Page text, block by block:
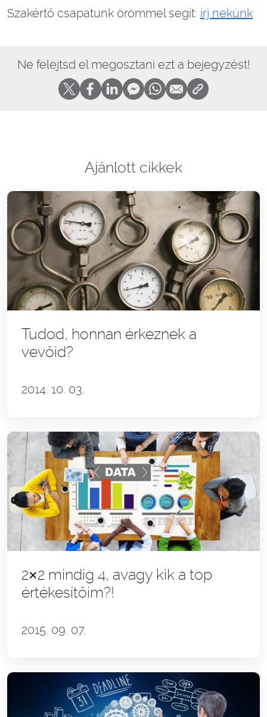
Szakértő csapatunk örömmel segít: írj nekünk
Ne felejtsd el megosztani ezt a bejegyzést!
Ajánlott cikkek
Tudod, honnan érkeznek a
vevőid?
2014. 10. 03.
2×2 mindig 4, avagy kik a top
értékesítőim?!
2015. 09. 07.